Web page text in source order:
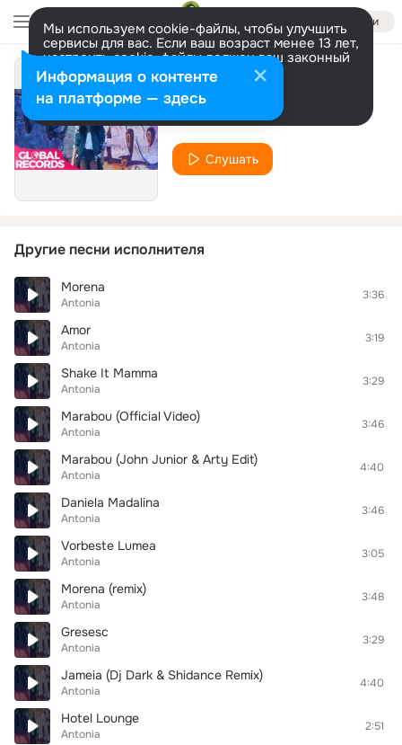
Войти
Мы используем cookie-файлы, чтобы улучшить
сервисы для вас. Если ваш возраст менее 13 лет,
настроить cookie-файлы должен ваш законный
представитель. Больше информации
Разрешить все Настроить
Iubirea Mea
Antonia
Слушать
Другие песни исполнителя
Morena
Antonia
3:36
Amor
Antonia
3:19
Shake It Mamma
Antonia
3:29
Marabou (Official Video)
Antonia
3:46
Marabou (John Junior & Arty Edit)
Antonia
4:40
Daniela Madalina
Antonia
3:46
Vorbeste Lumea
Antonia
3:05
Morena (remix)
Antonia
3:48
Gresesc
Antonia
3:29
Jameia (Dj Dark & Shidance Remix)
Antonia
4:40
Hotel Lounge
Antonia
2:51
Информация о контенте
на платформе — здесь